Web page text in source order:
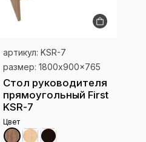
артикул: KSR-7
размер: 1800x900x765
Стол руководителя
прямоугольный First
KSR-7
Цвет